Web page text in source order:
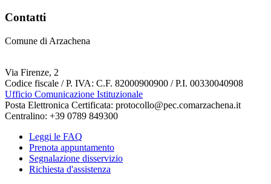
Contatti
Comune di Arzachena
Via Firenze, 2
Codice fiscale / P. IVA: C.F. 82000900900 / P.I. 00330040908
Ufficio Comunicazione Istituzionale
Posta Elettronica Certificata: protocollo@pec.comarzachena.it
Centralino: +39 0789 849300
Leggi le FAQ
Prenota appuntamento
Segnalazione disservizio
Richiesta d'assistenza